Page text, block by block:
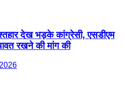
देख भड़के कांग्रेसी, एसडीएम
रखने की मांग की